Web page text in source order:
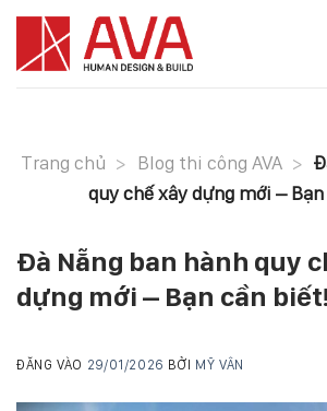
Skip
content
Trang chủ > Blog thi công AVA >
quy chế xây dựng mới –
Đà Nẵng ban hành quy
dựng mới – Bạn cần biết!
ĐĂNG VÀO 29/01/2026 BỞI MỸ VÂN